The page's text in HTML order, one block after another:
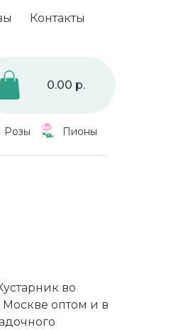
Контакты
0.00 р.
Розы Пионы
во
оптом и в